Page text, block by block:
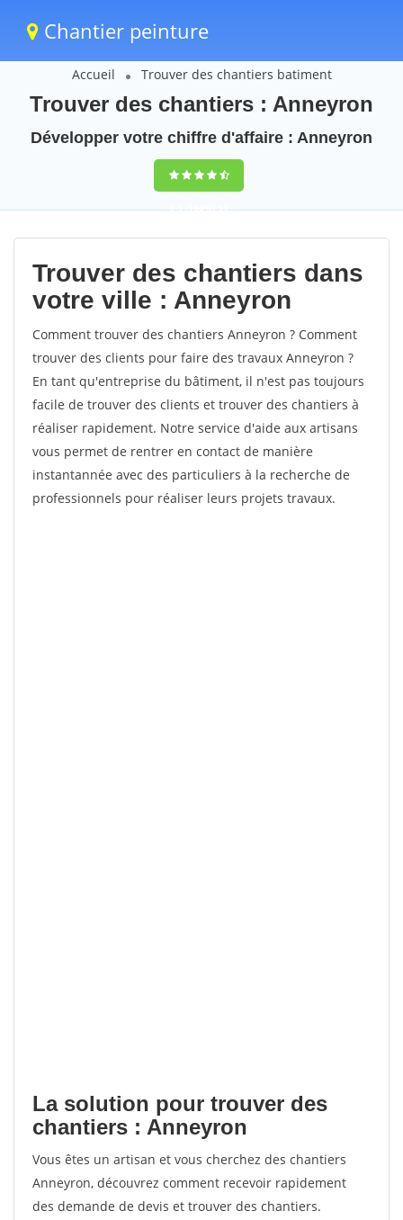
Chantier peinture
Accueil Trouver des chantiers batiment
Trouver des chantiers : Anneyron
Développer votre chiffre d'affaire : Anneyron
9,5(100%)59
votes
Trouver des chantiers dans
votre ville : Anneyron
Comment trouver des chantiers Anneyron ? Comment
trouver des clients pour faire des travaux Anneyron ?
En tant qu'entreprise du bâtiment, il n'est pas toujours
facile de trouver des clients et trouver des chantiers à
réaliser rapidement. Notre service d'aide aux artisans
vous permet de rentrer en contact de manière
instantannée avec des particuliers à la recherche de
professionnels pour réaliser leurs projets travaux.
La solution pour trouver des
chantiers : Anneyron
Vous êtes un artisan et vous cherchez des chantiers
Anneyron, découvrez comment recevoir rapidement
des demande de devis et trouver des chantiers.